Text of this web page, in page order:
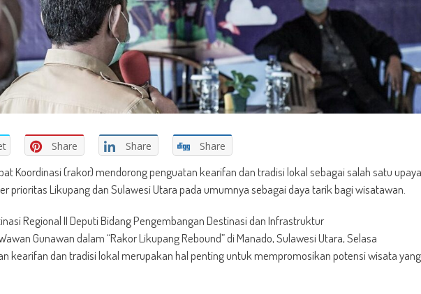
Share Share Share
Koordinasi (rakor) mendorong penguatan kearifan dan tradisi lokal sebagai salah satu upaya
prioritas Likupang dan Sulawesi Utara pada umumnya sebagai daya tarik bagi wisatawan.
Regional II Deputi Bidang Pengembangan Destinasi dan Infrastruktur
Gunawan dalam “Rakor Likupang Rebound” di Manado, Sulawesi Utara, Selasa
kearifan dan tradisi lokal merupakan hal penting untuk mempromosikan potensi wisata yang